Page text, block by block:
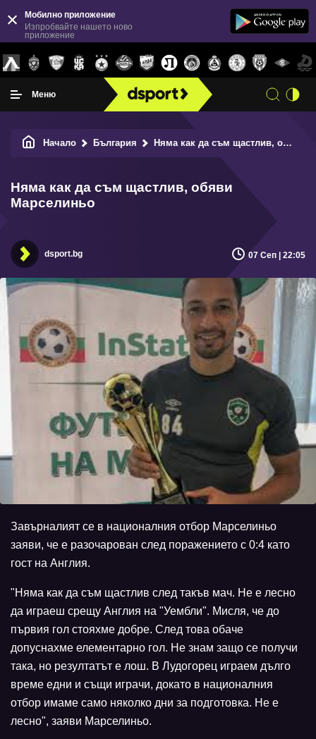
Мобилно приложение
Изпробвайте нашето ново
приложение
Меню
Начало България Няма как да съм щастлив, обяви Марселиньо
Няма как да съм щастлив, обяви
Марселиньо
dsport.bg 07 Сеп | 22:05
Завърналият се в националния отбор Марселиньо
заяви, че е разочарован след поражението с 0:4 като
гост на Англия.
"Няма как да съм щастлив след такъв мач. Не е лесно
да играеш срещу Англия на "Уембли". Мисля, че до
първия гол стояхме добре. След това обаче
допуснахме елементарно гол. Не знам защо се получи
така, но резултатът е лош. В Лудогорец играем дълго
време едни и същи играчи, докато в националния
отбор имаме само няколко дни за подготовка. Не е
лесно", заяви Марселиньо.